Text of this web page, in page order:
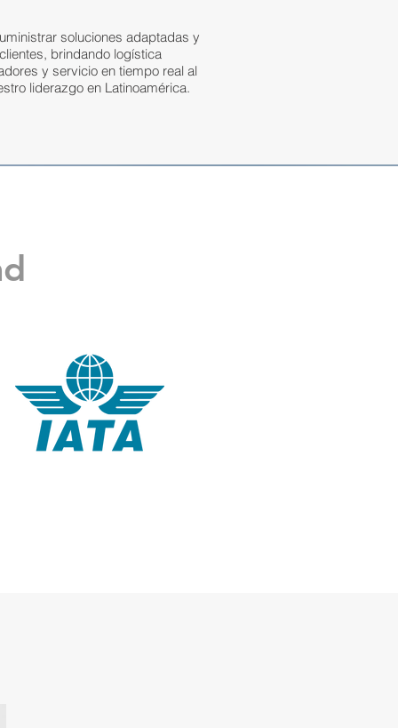
soluciones adaptadas y
brindando logística
y servicio en tiempo real al
liderazgo en Latinoamérica.